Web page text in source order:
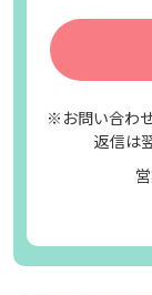
※お問い合わ
返信は